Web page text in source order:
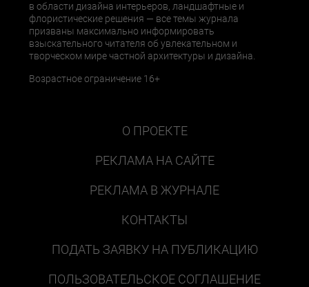
в области дизайна интерьеров, ландшафтные и
флористические решения — все темы журнала
призваны максимально информировать
взыскательного читателя об увлекательном и
творческом мире частной архитектуры и дизайна.
Возрастное ограничение 16+
О ПРОЕКТЕ
РЕКЛАМА НА САЙТЕ
РЕКЛАМА В ЖУРНАЛЕ
КОНТАКТЫ
ПОДАТЬ ЗАЯВКУ НА ПУБЛИКАЦИЮ
ПОЛЬЗОВАТЕЛЬСКОЕ СОГЛАШЕНИЕ